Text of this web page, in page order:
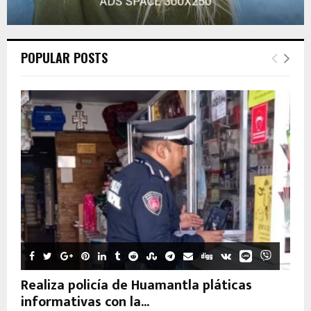
POPULAR POSTS
Realiza policía de Huamantla pláticas
informativas con la...